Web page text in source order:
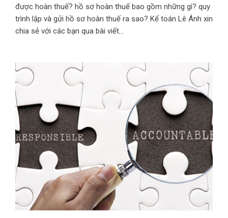
được hoàn thuế? hồ sơ hoàn thuế bao gồm những gì? quy
trình lập và gửi hồ sơ hoàn thuế ra sao? Kế toán Lê Ánh xin
chia sẻ với các bạn qua bài viết...